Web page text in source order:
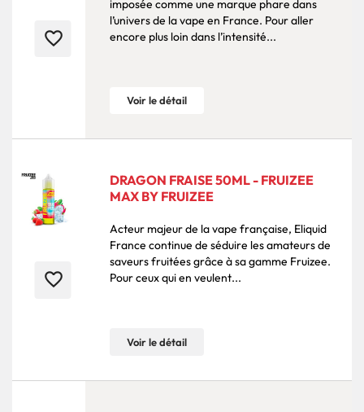
favorite_border
imposée comme une marque phare dans
l’univers de la vape en France. Pour aller
encore plus loin dans l’intensité...
Voir le détail
favorite_border
DRAGON FRAISE 50ML - FRUIZEE
MAX BY FRUIZEE
Acteur majeur de la vape française, Eliquid
France continue de séduire les amateurs de
saveurs fruitées grâce à sa gamme Fruizee.
Pour ceux qui en veulent...
Voir le détail